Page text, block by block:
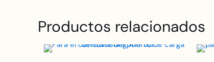
Productos relacionados